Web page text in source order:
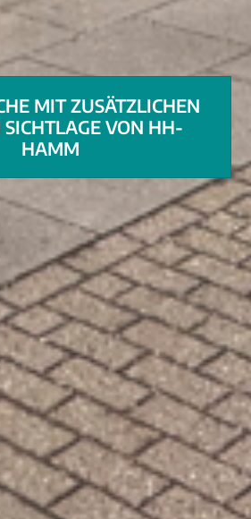
MIT ZUSÄTZLICHEN
SICHTLAGE VON HH-
HAMM